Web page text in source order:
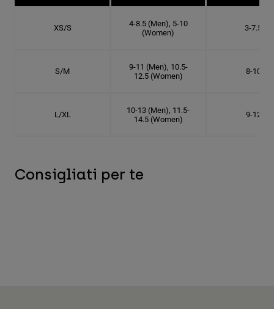
XS/S
4-8.5 (Men), 5-10
(Women)
3-7.5
S/M
9-11 (Men), 10.5-
12.5 (Women)
8-10
L/XL
10-13 (Men), 11.5-
14.5 (Women)
9-12
Consigliati per te